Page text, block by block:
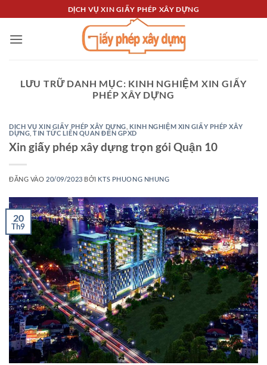
qua
nội
DỊCH VỤ XIN GIẤY PHÉP XÂY DỰNG
LƯU TRỮ DANH MỤC: KINH NGHIỆM XIN GIẤY
PHÉP XÂY DỰNG
DỊCH VỤ XIN GIẤY PHÉP XÂY DỰNG KINH NGHIỆM XIN GIẤY PHÉP XÂY
DỰNG ,TIN TỨC LIÊN QUAN ĐẾN GPXD
Xin giấy phép xây dựng trọn gói Quận 10
ĐĂNG VÀO 20/09/2023 BỞI KTS PHUONG NHUNG
20
Th9